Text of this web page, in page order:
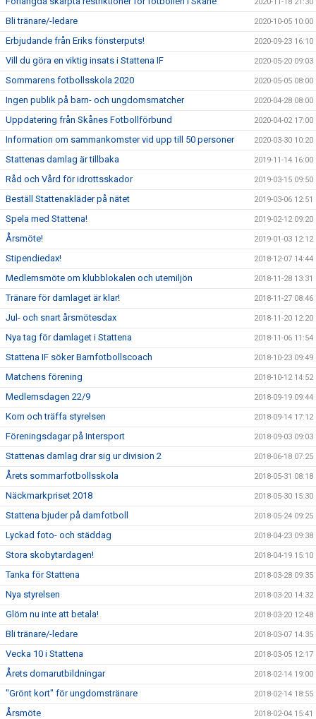
Bli tränare/-ledare 2020-10-05 10:00
Erbjudande från Eriks fönsterputs! 2020-09-23 16:10
Vill du göra en viktig insats i Stattena IF 2020-05-20 09:03
Sommarens fotbollsskola 2020 2020-05-05 08:00
Ingen publik på barn- och ungdomsmatcher 2020-04-28 08:00
Uppdatering från Skånes Fotbollförbund 2020-04-02 17:00
Information om sammankomster vid upp till 50 personer 2020-03-30 10:20
Stattenas damlag är tillbaka 2019-11-14 16:00
Råd och Vård för idrottsskador 2019-03-15 09:50
Beställ Stattenakläder på nätet 2019-03-06 12:51
Spela med Stattena! 2019-02-12 09:20
Årsmöte! 2019-01-03 12:12
Stipendiedax! 2018-12-07 14:44
Medlemsmöte om klubblokalen och utemiljön 2018-11-28 13:31
Tränare för damlaget är klar! 2018-11-27 08:46
Jul- och snart årsmötesdax 2018-11-20 12:20
Nya tag för damlaget i Stattena 2018-11-06 11:54
Stattena IF söker Barnfotbollscoach 2018-10-23 09:49
Matchens förening 2018-10-12 14:52
Medlemsdagen 22/9 2018-09-19 09:44
Kom och träffa styrelsen 2018-09-14 17:12
Föreningsdagar på Intersport 2018-09-03 09:03
Stattenas damlag drar sig ur division 2 2018-06-18 07:25
Årets sommarfotbollsskola 2018-05-31 08:18
Näckmarkpriset 2018 2018-05-30 15:30
Stattena bjuder på damfotboll 2018-05-24 09:25
Lyckad foto- och städdag 2018-04-23 09:38
Stora skobytardagen! 2018-04-19 15:10
Tanka för Stattena 2018-03-28 09:35
Nya styrelsen 2018-03-20 14:32
Glöm nu inte att betala! 2018-03-20 12:48
Bli tränare/-ledare 2018-03-07 14:35
Vecka 10 i Stattena 2018-03-05 12:17
Årets domarutbildningar 2018-02-14 19:00
"Grönt kort" för ungdomstränare 2018-02-14 18:55
Årsmöte 2018-02-04 15:41